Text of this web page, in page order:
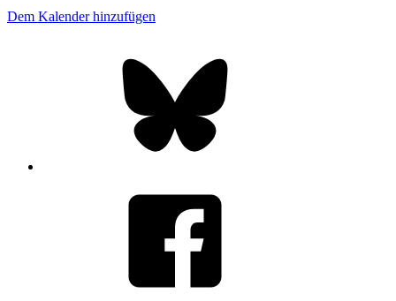
Dem Kalender hinzufügen